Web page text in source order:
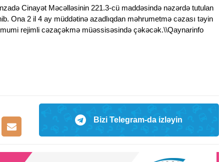
Cinayət Məcəlləsinin 221.3-cü maddəsində nəzərdə tutulan
Ona 2 il 4 ay müddətinə azadlıqdan məhrumetmə cəzası təyin
rejimli cəzaçəkmə müəssisəsində çəkəcək.\\Qaynarinfo
Bizi Telegram-da izləyin